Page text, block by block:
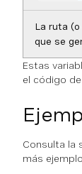
La ruta
que se
Estas
el código
Consulta la
más